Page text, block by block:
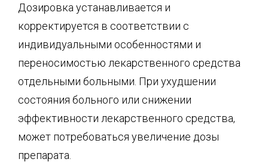
Дозировка устанавливается и
корректируется в соответствии с
индивидуальными особенностями и
переносимостью лекарственного средства
отдельными больными. При ухудшении
состояния больного или снижении
эффективности лекарственного средства,
может потребоваться увеличение дозы
препарата.